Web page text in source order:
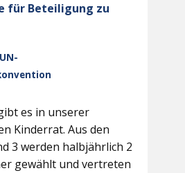
für Beteiligung zu
es in unserer
Kinderrat. Aus den
3 werden halbjährlich 2
gewählt und vertreten